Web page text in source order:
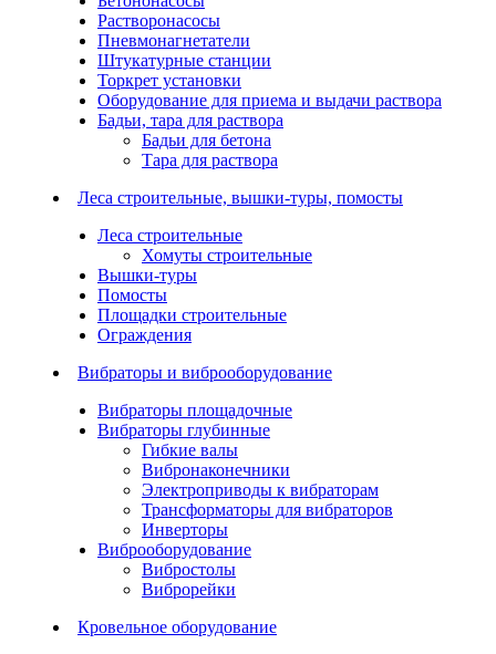
Растворонасосы
Пневмонагнетатели
Штукатурные станции
Торкрет установки
Оборудование для приема и выдачи раствора
Бадьи, тара для раствора
Бадьи для бетона
Тара для раствора
Леса строительные, вышки-туры, помосты
Леса строительные
Хомуты строительные
Вышки-туры
Помосты
Площадки строительные
Ограждения
Вибраторы и виброоборудование
Вибраторы площадочные
Вибраторы глубинные
Гибкие валы
Вибронаконечники
Электроприводы к вибраторам
Трансформаторы для вибраторов
Инверторы
Виброоборудование
Вибростолы
Виброрейки
Кровельное оборудование